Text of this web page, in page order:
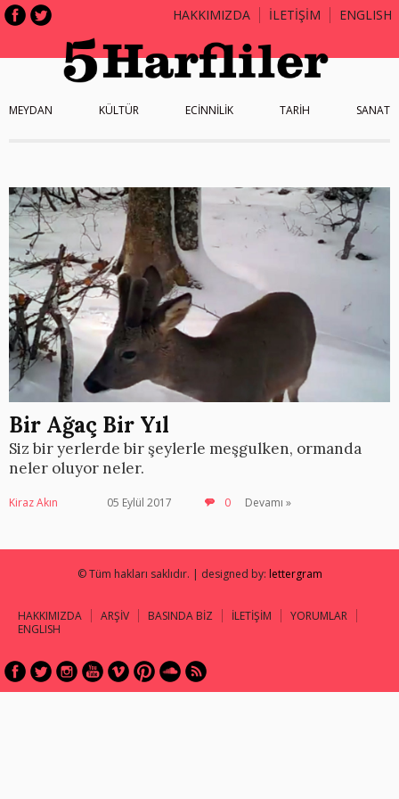
HAKKIMIZDA İLETİŞİM ENGLISH
MEYDAN KÜLTÜR ECİNNİLİK TARİH SANAT
Bir Ağaç Bir Yıl
Siz bir yerlerde bir şeylerle meşgulken, ormanda
neler oluyor neler.
Kiraz Akın 05 Eylül 2017 0 Devamı »
© Tüm hakları saklıdır. | designed by: lettergram
HAKKIMIZDA ARŞİV BASINDA BİZ İLETİŞİM
YORUMLAR
ENGLISH